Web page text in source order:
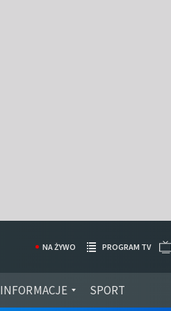
INFORMACJE SPORT
NA ŻYWO PROGRAM TV